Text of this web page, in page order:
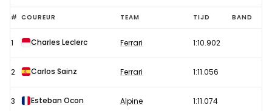
Verstappen
vijfde,
problemen
voor
in
# COUREUR TEAM TIJD BAND
1 Charles Leclerc Ferrari 1:10.902
2 Carlos Sainz Ferrari 1:11.056
3 Esteban Ocon Alpine 1:11.074